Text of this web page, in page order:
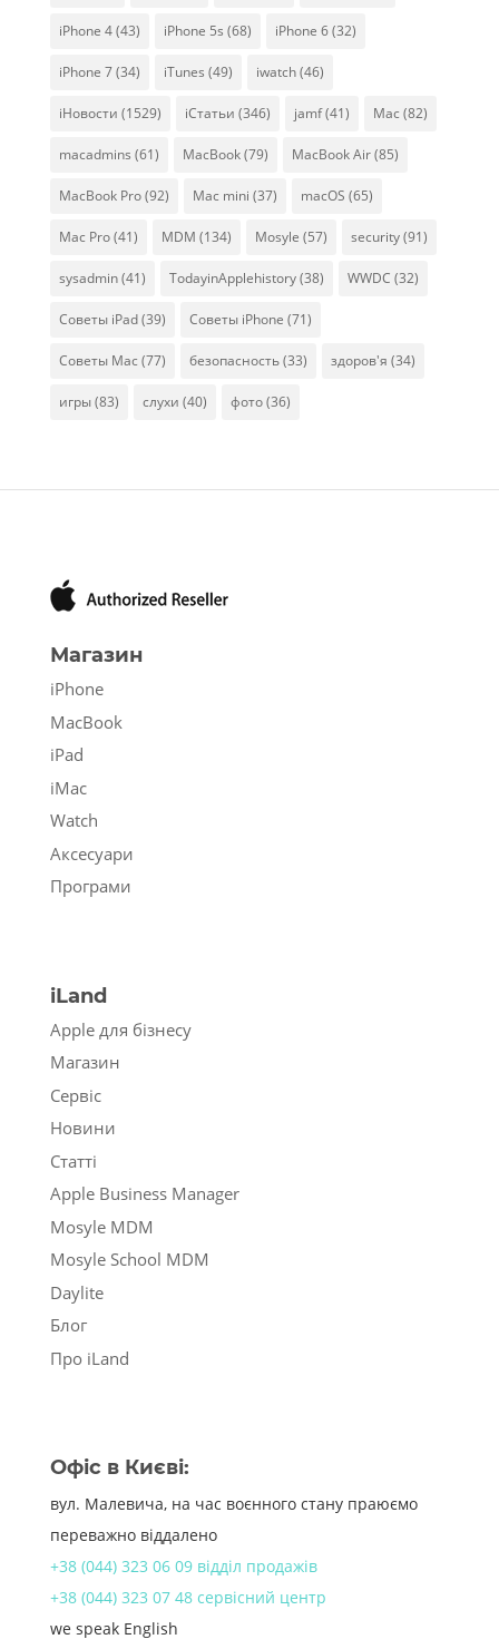
iPhone 4(43) iPhone 5s (68) iPhone 6(32)
iPhone 7(34) iTunes (49) iwatch(46)
iНовости (1529) iСтатьи (346) jamf(41) Mac (82)
macadmins (61) MacBook(79) MacBook Air(85)
MacBook Pro(92) Mac mini (37) macOS (65)
Mac Pro(41) MDM (134) Mosyle (57) security(91)
sysadmin(41) TodayinApplehistory(38) WWDC (32)
Советы iPad(39) Советы iPhone (71)
Советы Mac (77) безопасность(33) здоров'я (34)
игры(83) слухи (40) фото(36)
Магазин
iPhone
MacBook
iPad
iMac
Watch
Аксесуари
Програми
iLand
Apple для бізнесу
Магазин
Сервіс
Новини
Статті
Apple Business Manager
Mosyle MDM
Mosyle School MDM
Daylite
Блог
Про iLand
Офіс в Києві:
вул. Малевича, на час воєнного стану праюємо
переважно віддалено
+38 (044) 323 06 09 відділ продажів
+38 (044) 323 07 48 сервісний центр
we speak English